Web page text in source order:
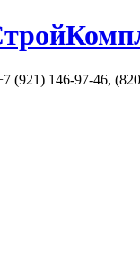
(921) 146-97-46,